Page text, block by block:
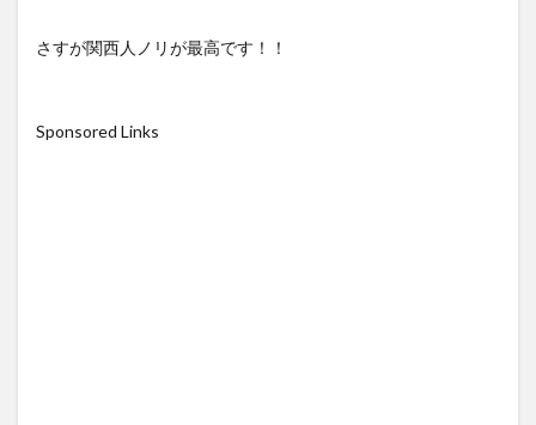
さすが関西人ノリが最高です！！
Sponsored Links